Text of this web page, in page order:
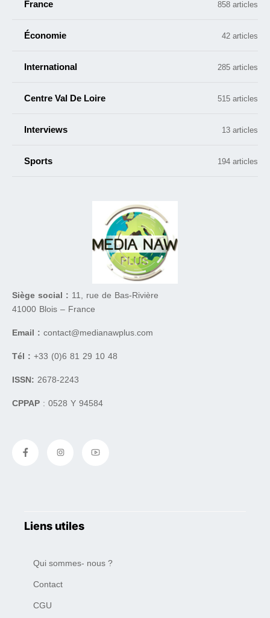
France 858 articles
Économie 42 articles
International 285 articles
Centre Val De Loire 515 articles
Interviews 13 articles
Sports 194 articles
Siège social : 11, rue de Bas-Rivière
41000 Blois – France
Email : contact@medianawplus.com
Tél : +33 (0)6 81 29 10 48
ISSN: 2678-2243
CPPAP : 0528 Y 94584
Liens utiles
Qui sommes- nous ?
Contact
CGU